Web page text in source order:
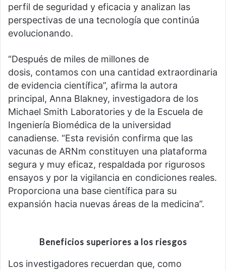
perfil de seguridad y eficacia y analizan las
perspectivas de una tecnología que continúa
evolucionando.
“Después de miles de millones de
dosis, contamos con una cantidad extraordinaria
de evidencia científica”, afirma la autora
principal, Anna Blakney, investigadora de los
Michael Smith Laboratories y de la Escuela de
Ingeniería Biomédica de la universidad
canadiense. “Esta revisión confirma que las
vacunas de ARNm constituyen una plataforma
segura y muy eficaz, respaldada por rigurosos
ensayos y por la vigilancia en condiciones reales.
Proporciona una base científica para su
expansión hacia nuevas áreas de la medicina”.
Beneficios superiores a los riesgos
Los investigadores recuerdan que, como